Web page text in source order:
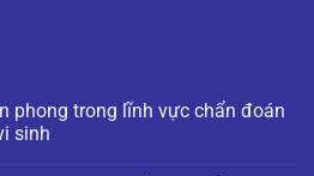
phong trong lĩnh vực chẩn đoán
sinh